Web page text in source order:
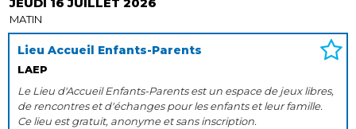
Lieu Accueil Enfants-Parents
LAEP
JEUDI 16 JUILLET 2026
MATIN
Le Lieu d'Accueil Enfants-Parents est un espace de jeux libres,
de rencontres et d'échanges pour les enfants et leur famille.
Ce lieu est gratuit, anonyme et sans inscription.